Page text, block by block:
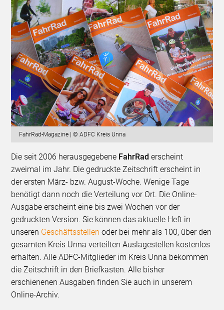
FahrRad-Magazine | © ADFC Kreis Unna
Die seit 2006 herausgegebene FahrRad erscheint
zweimal im Jahr. Die gedruckte Zeitschrift erscheint in
der ersten März- bzw. August-Woche. Wenige Tage
benötigt dann noch die Verteilung vor Ort. Die Online-
Ausgabe erscheint eine bis zwei Wochen vor der
gedruckten Version. Sie können das aktuelle Heft in
unseren Geschäftsstellen oder bei mehr als 100, über den
gesamten Kreis Unna verteilten Auslagestellen kostenlos
erhalten. Alle ADFC-Mitglieder im Kreis Unna bekommen
die Zeitschrift in den Briefkasten. Alle bisher
erschienenen Ausgaben finden Sie auch in unserem
Online-Archiv.